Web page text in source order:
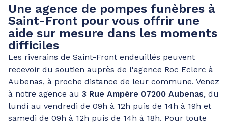
Une agence de pompes funèbres à
Saint-Front pour vous offrir une
aide sur mesure dans les moments
difficiles
Les riverains de Saint-Front endeuillés peuvent
recevoir du soutien auprès de l'agence Roc Eclerc à
Aubenas, à proche distance de leur commune. Venez
à notre agence au 3 Rue Ampère 07200 Aubenas, du
lundi au vendredi de 09h à 12h puis de 14h à 19h et
samedi de 09h à 12h puis de 14h à 18h. Pour toute